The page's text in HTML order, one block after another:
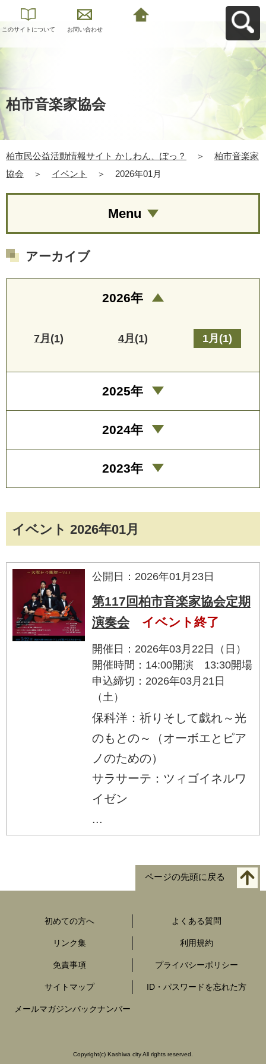
このサイトについて お問い合わせ
柏市音楽家協会
柏市民公益活動情報サイト かしわん、ぽっ？ ＞
柏市音楽家
協会
＞ イベント ＞ 2026年01月
イベント 2026年01月
公開日：2026年01月23日
第117回柏市音楽家協会定期
演奏会
イベント終了
開催日：2026年03月22日（日）
開催時間：14:00開演 13:30開場
申込締切：2026年03月21日
（土）
保科洋：祈りそして戯れ～光
のもとの～（オーボエとピア
ノのための）
サラサーテ：ツィゴイネルワ
イゼン
...
Menu
アーカイブ
2026年
7月(1) 4月(1) 1月(1)
2025年
2024年
2023年
ページの先頭に戻る
初めての方へ よくある質問
リンク集 利用規約
免責事項 プライバシーポリシー
サイトマップ ID・パスワードを忘れた方
メールマガジンバックナンバー
Copyright(c) Kashiwa city All rights reserved.